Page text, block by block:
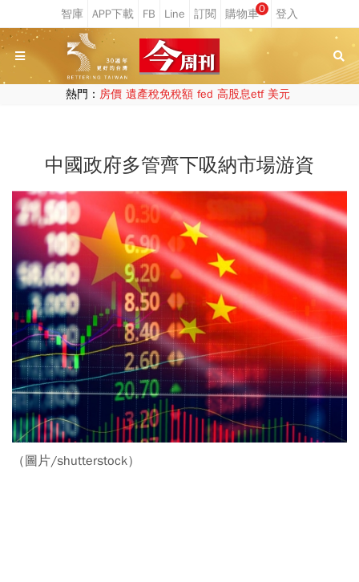
0
熱門： 房價 遺產稅免稅額 fed 高股息etf 美元
中國政府多管齊下吸納市場游資
（圖片/shutterstock）